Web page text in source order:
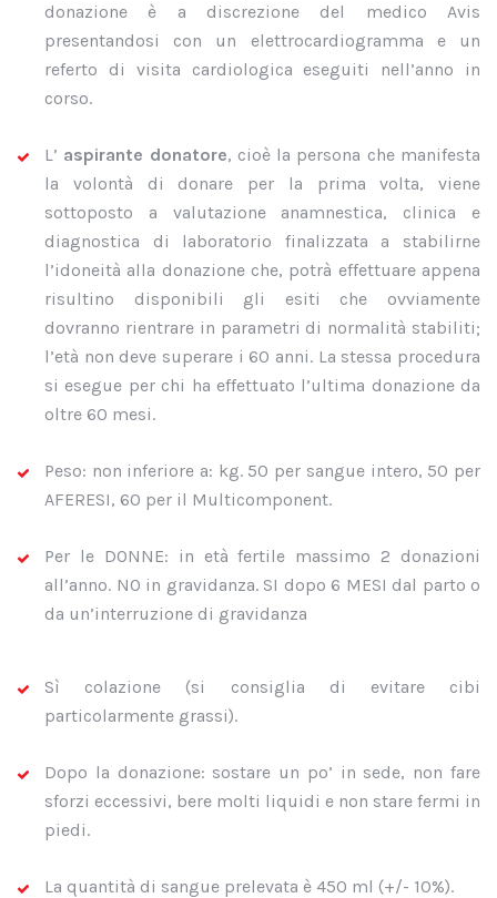
donazione è a discrezione del medico Avis
presentandosi con un elettrocardiogramma e un
referto di visita cardiologica eseguiti nell’anno in
corso.
L’ aspirante donatore, cioè la persona che manifesta
la volontà di donare per la prima volta, viene
sottoposto a valutazione anamnestica, clinica e
diagnostica di laboratorio finalizzata a stabilirne
l’idoneità alla donazione che, potrà effettuare appena
risultino disponibili gli esiti che ovviamente
dovranno rientrare in parametri di normalità stabiliti;
l’età non deve superare i 60 anni. La stessa procedura
si esegue per chi ha effettuato l’ultima donazione da
oltre 60 mesi.
Peso: non inferiore a: kg. 50 per sangue intero, 50 per
AFERESI, 60 per il Multicomponent.
Per le DONNE: in età fertile massimo 2 donazioni
all’anno. NO in gravidanza. SI dopo 6 MESI dal parto o
da un’interruzione di gravidanza
Sì colazione (si consiglia di evitare cibi
particolarmente grassi).
Dopo la donazione: sostare un po’ in sede, non fare
sforzi eccessivi, bere molti liquidi e non stare fermi in
piedi.
La quantità di sangue prelevata è 450 ml (+/- 10%).